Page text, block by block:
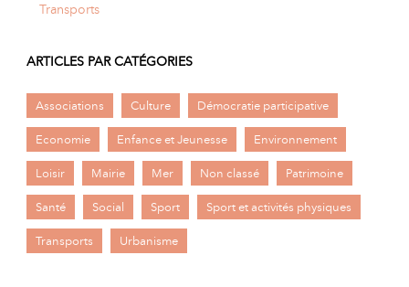
Transports
ARTICLES PAR CATÉGORIES
Associations Culture Démocratie participative
Economie Enfance et Jeunesse Environnement
Loisir Mairie Mer Non classé Patrimoine
Santé Social Sport Sport et activités physiques
Transports Urbanisme